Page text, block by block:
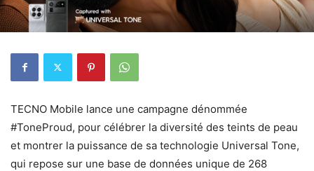
TECNO Mobile lance une campagne dénommée
#ToneProud, pour célébrer la diversité des teints de peau
et montrer la puissance de sa technologie Universal Tone,
qui repose sur une base de données unique de 268